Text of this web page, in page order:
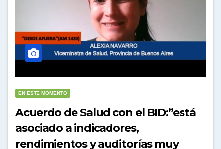
EN ESTE MOMENTO
Acuerdo de Salud con el BID:”está
asociado a indicadores,
rendimientos y auditorías muy